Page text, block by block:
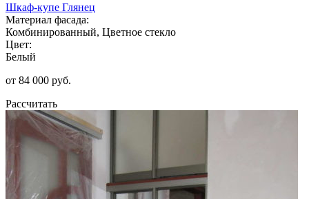
Шкаф-купе Глянец
Материал фасада:
Комбинированный, Цветное стекло
Цвет:
Белый
от 84 000 руб.
Рассчитать